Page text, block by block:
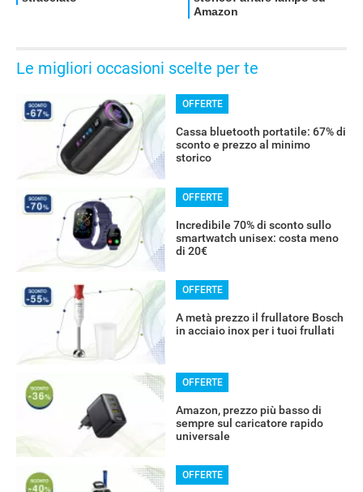
Le migliori occasioni scelte per te
OFFERTE
Cassa bluetooth portatile: 67% di
sconto e prezzo al minimo
storico
OFFERTE
Incredibile 70% di sconto sullo
smartwatch unisex: costa meno
di 20€
OFFERTE
A metà prezzo il frullatore Bosch
in acciaio inox per i tuoi frullati
OFFERTE
Amazon, prezzo più basso di
sempre sul caricatore rapido
universale
OFFERTE